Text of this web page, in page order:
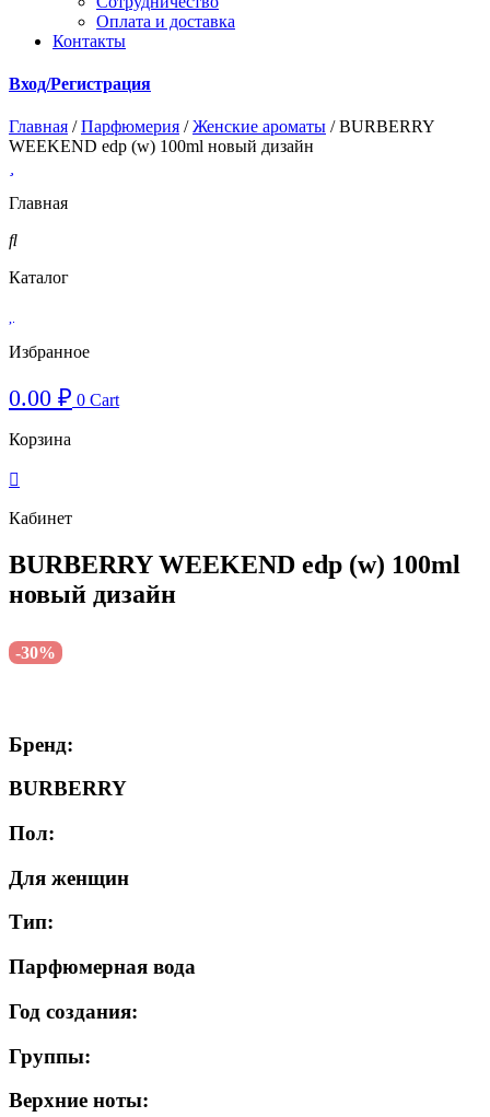
Оплата и доставка
Контакты
Вход/Регистрация
Главная /Парфюмерия /Женские ароматы / BURBERRY
WEEKEND edp (w) 100ml новый дизайн
Главная
Каталог
Избранное
0.00 ₽ 0 Cart
Корзина
Кабинет
BURBERRY WEEKEND edp (w) 100ml
новый дизайн
-30%
Бренд:
BURBERRY
Пол:
Для женщин
Тип:
Парфюмерная вода
Год создания:
Группы:
Верхние ноты: